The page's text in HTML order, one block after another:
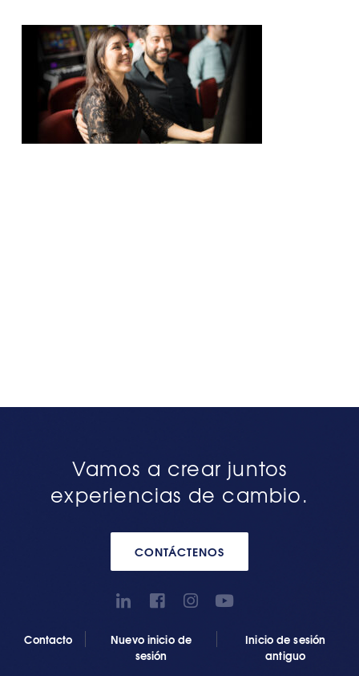
Vamos a crear juntos
experiencias de cambio.
CONTÁCTENOS
Contacto
Nuevo inicio de
sesión
Inicio de sesión
antiguo